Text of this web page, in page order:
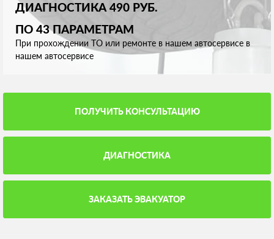
ДИАГНОСТИКА 490 РУБ.
ПО 43 ПАРАМЕТРАМ
При прохождении ТО или ремонте в нашем автосервисе в
нашем автосервисе
ПОЛУЧИТЬ КОНСУЛЬТАЦИЮ
ДИАГНОСТИКА
ЗАКАЗАТЬ ЭВАКУАТОР